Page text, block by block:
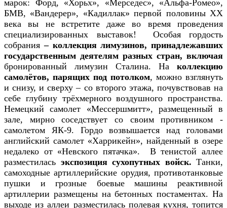
марок: Форд, «Хорьх», «Мерседес», «Альфа-Ромео»,
БМВ, «Вандерер», «Кадиллак» первой половины ХХ
века вы не встретите даже во время проведения
специализированных выставок! Особая гордость
собрания – коллекция лимузинов, принадлежавших
государственным деятелям разных стран, включая
бронированный лимузин Сталина. На коллекцию
самолётов, парящих под потолком, можно взглянуть
и снизу, и сверху – со второго этажа, почувствовав на
себе глубину трёхмерного воздушного пространства.
Немецкий самолет «Мессершмитт», размещенный в
зале, мирно соседствует со своим противником -
самолетом ЯК-9. Гордо возвышается над головами
английский самолет «Харрикейн», найденный в озере
недалеко от «Невского пятачка». В тенистой аллее
разместилась экспозиция сухопутных войск. Танки,
самоходные артиллерийские орудия, противотанковые
пушки и грозные боевые машины реактивной
артиллерии размещены на бетонных постаментах. На
выходе из аллеи разместилась полевая кухня, топится